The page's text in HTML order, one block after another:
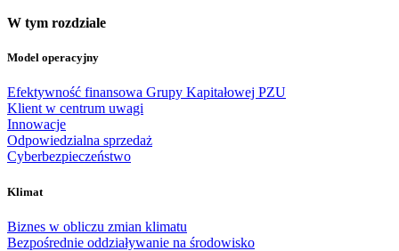
W tym rozdziale
Model operacyjny
Efektywność finansowa Grupy Kapitałowej PZU
Klient w centrum uwagi
Innowacje
Odpowiedzialna sprzedaż
Cyberbezpieczeństwo
Klimat
Biznes w obliczu zmian klimatu
Bezpośrednie oddziaływanie na środowisko